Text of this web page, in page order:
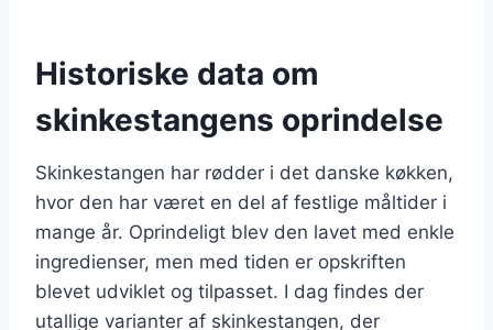
Historiske data om
skinkestangens oprindelse
Skinkestangen har rødder i det danske køkken,
hvor den har været en del af festlige måltider i
mange år. Oprindeligt blev den lavet med enkle
ingredienser, men med tiden er opskriften
blevet udviklet og tilpasset. I dag findes der
utallige varianter af skinkestangen, der